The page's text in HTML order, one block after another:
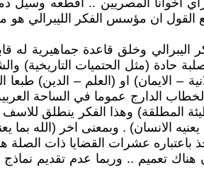
المصريين .. اقطعه وسيل
القول ان مؤسس الفكر الليبرالي
اليبرالي وخلق قاعدة جماهيرية
حادة (مثل الحتميات التاريخية)
– الايمان) او (العلم –
الخطاب الدارج عموما في الساحة
المطلقة) وهذا الفكر ينطلق
يعنيه الانسان) . وبمعنى اخر (الله
ياخذ باعتباره عشرات القضايا ذات
تعميم .. وربما عدم تقديم